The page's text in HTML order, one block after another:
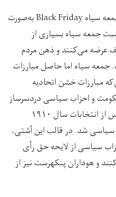
در تقویم انگلستان هر سال از جمعه سیاه Black Friday به‌صورت
جمعه سیاه بسیاری از
عرضه می‌کنند و ذهن مردم
جمعه سیاه اما حاصل مبارزات
مبارزات خشن اتحادیه
و احزاب سیاسی دردسرساز
شد، شماری از فعالان سیاسی پس از انتخابات سال ۱۹۱۰
سیاسی شد. در قالب این آشتی،
سیاسی از لایحه حق رأی
و هوداران پنکهرست نیز از